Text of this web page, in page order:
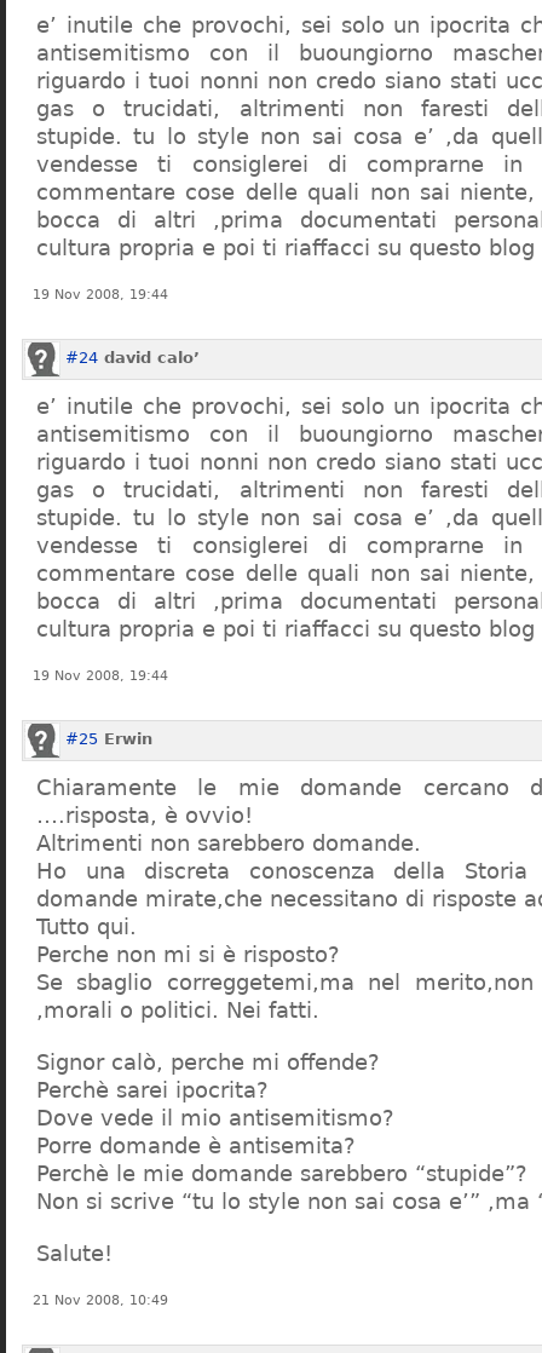
e’ inutile che provochi, sei solo un ipocrita
antisemitismo con il buoungiorno
riguardo i tuoi nonni non credo siano stati
gas o trucidati, altrimenti non faresti
stupide. tu lo style non sai cosa e’ ,da
vendesse ti consiglerei di comprarne in
commentare cose delle quali non sai
bocca di altri ,prima documentati
cultura propria e poi ti riaffacci su questo blog
19 Nov 2008, 19:44
#24 david calo’
e’ inutile che provochi, sei solo un ipocrita
antisemitismo con il buoungiorno
riguardo i tuoi nonni non credo siano stati
gas o trucidati, altrimenti non faresti
stupide. tu lo style non sai cosa e’ ,da
vendesse ti consiglerei di comprarne in
commentare cose delle quali non sai
bocca di altri ,prima documentati
cultura propria e poi ti riaffacci su questo blog
19 Nov 2008, 19:44
#25 Erwin
Chiaramente le mie domande cercano
….risposta, è ovvio!
Altrimenti non sarebbero domande.
Ho una discreta conoscenza della
domande mirate,che necessitano di risposte
Tutto qui.
Perche non mi si è risposto?
Se sbaglio correggetemi,ma nel
,morali o politici. Nei fatti.
Signor calò, perche mi offende?
Perchè sarei ipocrita?
Dove vede il mio antisemitismo?
Porre domande è antisemita?
Perchè le mie domande sarebbero “stupide”?
Non si scrive “tu lo style non sai cosa e’” ,ma
Salute!
21 Nov 2008, 10:49